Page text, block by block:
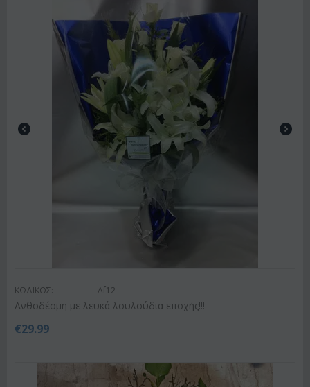
ΚΩΔΙΚΟΣ: Af12
Ανθοδέσμη με λευκά λουλούδια εποχής!!!
€29.99